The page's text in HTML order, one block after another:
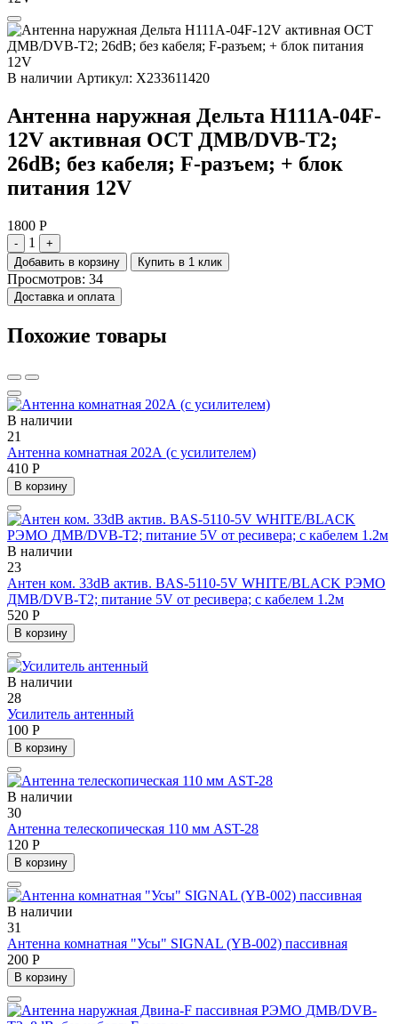
В наличии Артикул: X233611420
Антенна наружная Дельта H111A-04F-
12V активная ОСТ ДМВ/DVB-T2;
26dB; без кабеля; F-разъем; + блок
питания 12V
1800 Р
- 1
+
Добавить в корзину
Купить в 1 клик
Просмотров: 34
Доставка и оплата
Похожие товары
В наличии
21
Антенна комнатная 202А (с усилителем)
410 Р
В корзину
В наличии
23
Антен ком. 33dB актив. BAS-5110-5V WHITE/BLACK РЭМО
ДMB/DVB-T2; питание 5V от ресивера; с кабелем 1.2м
520 Р
В корзину
В наличии
28
Усилитель антенный
100 Р
В корзину
В наличии
30
Антенна телескопическая 110 мм AST-28
120 Р
В корзину
В наличии
31
Антенна комнатная "Усы" SIGNAL (YB-002) пассивная
200 Р
В корзину